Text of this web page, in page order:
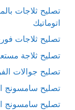
تصليح ثلاجات
اتوماتيك
تصليح ثلاجات
تصليح ثلاجة
تصليح جوالات
تصليح سامسونج
تصليح سامسونج